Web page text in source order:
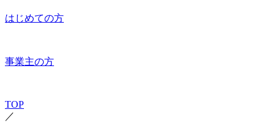
はじめての方
事業主の方
TOP
／